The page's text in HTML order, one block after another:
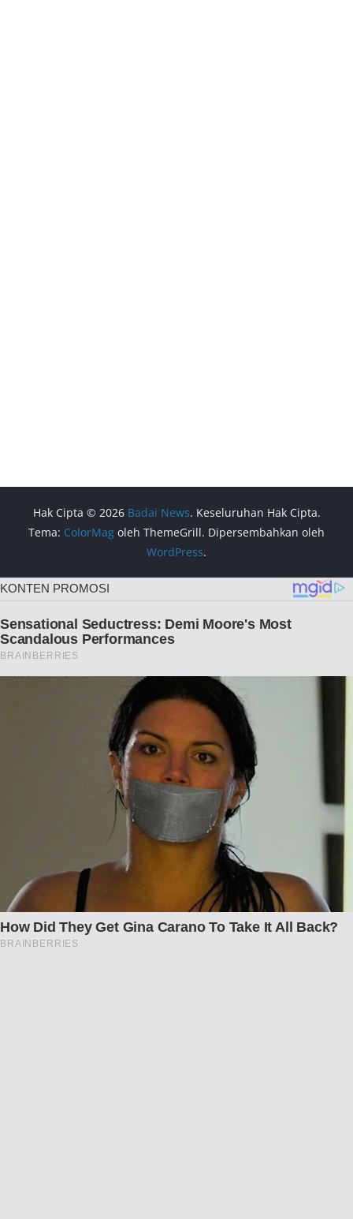
Hak Cipta © 2026 Badai News. Keseluruhan Hak Cipta.
Tema: ColorMag oleh ThemeGrill. Dipersembahkan oleh
WordPress.